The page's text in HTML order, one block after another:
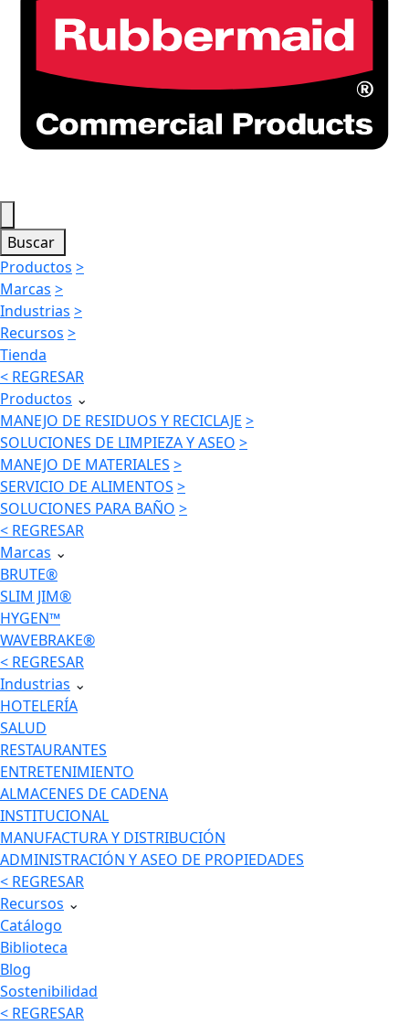
Buscar
Productos >
Marcas >
Industrias >
Recursos >
Tienda
< REGRESAR
Productos ⌄
MANEJO DE RESIDUOS Y RECICLAJE >
SOLUCIONES DE LIMPIEZA Y ASEO >
MANEJO DE MATERIALES >
SERVICIO DE ALIMENTOS >
SOLUCIONES PARA BAÑO >
< REGRESAR
Marcas ⌄
BRUTE®
SLIM JIM®
HYGEN™
WAVEBRAKE®
< REGRESAR
Industrias ⌄
HOTELERÍA
SALUD
RESTAURANTES
ENTRETENIMIENTO
ALMACENES DE CADENA
INSTITUCIONAL
MANUFACTURA Y DISTRIBUCIÓN
ADMINISTRACIÓN Y ASEO DE PROPIEDADES
< REGRESAR
Recursos ⌄
Catálogo
Biblioteca
Blog
Sostenibilidad
< REGRESAR